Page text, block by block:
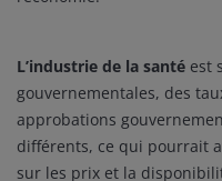
L’industrie de la santé est
gouvernementales, des
approbations
différents, ce qui pourrait
sur les prix et la